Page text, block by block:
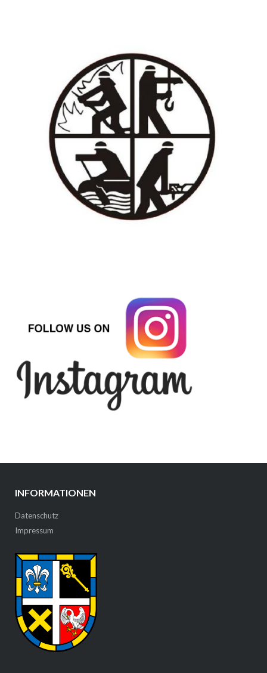
INFORMATIONEN
Datenschutz
Impressum